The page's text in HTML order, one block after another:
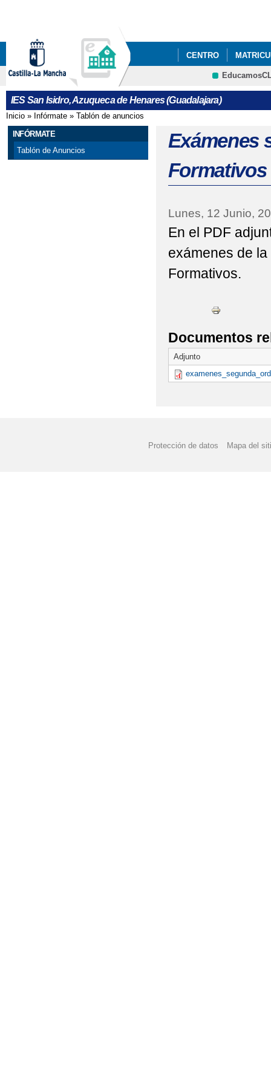
CENTRO
PODCAST ONDASANI
EXÁMENES PARA
CRFP
IES San Isidro, Azuqueca de Henares (Guadalajara)
Se encuentra usted aquí
Inicio » Infórmate » Tablón de anuncios
INFÓRMATE
Tablón de Anuncios
Exámenes
Formativos
Lunes, 12 Junio,
En el PDF
exámenes de
Formativos.
Documentos
Adjunto
Protección de datos Mapa del